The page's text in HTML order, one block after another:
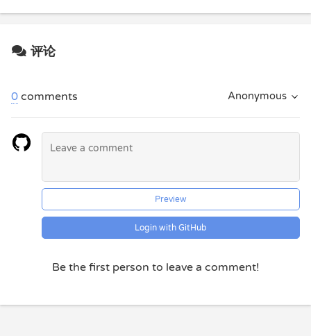
评论
0 comments Anonymous
Preview
Login with GitHub
Be the first person to leave a comment!